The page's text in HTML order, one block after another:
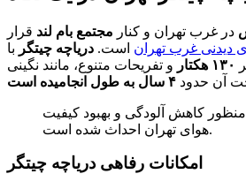
در غرب تهران و کنار مجتمع بام لند قرار
دیدنی غرب تهران است. دریاچه چیتگر با
۱۳۰ هکتار
و تفریحات متنوع، مانند نگینی
آن حدود ۴ سال به طول انجامیده است
منظور کاهش آلودگی و بهبود کیفیت
هوای تهران احداث شده است.
امکانات رفاهی دریاچه چیتگر